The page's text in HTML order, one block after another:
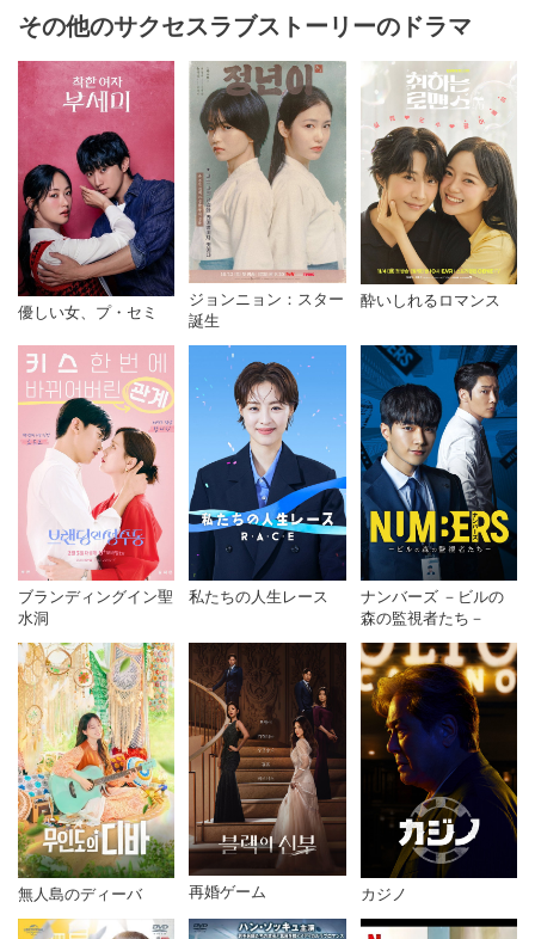
その他のサクセスラブストーリーのドラマ
優しい女、プ・セミ
ジョンニョン：スター
誕生
酔いしれるロマンス
ブランディングイン聖
水洞
私たちの人生レース
ナンバーズ －ビルの
森の監視者たち－
無人島のディーバ 再婚ゲーム カジノ